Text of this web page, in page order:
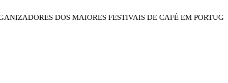
DOS MAIORES FESTIVAIS DE CAFÉ EM